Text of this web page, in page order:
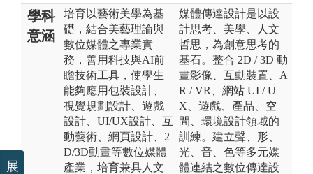
學科
意涵
培育以藝術美學為基
礎，結合美藝理論與
數位媒體之專業實
務，善用科技與AI前
瞻技術工具，使學生
能夠應用包裝設計、
視覺規劃設計、遊戲
設計、UI/UX設計、互
動藝術、網頁設計、2
D/3D動畫等數位媒體
產業，培育兼具人文
媒體傳達設計是以設
計思考、美學、人文
哲思，為創意思考的
基石。整合 2D / 3D 動
畫影像、互動裝置、A
R / VR、網站 UI / U
X、遊戲、產品、空
間、環境設計領域的
訓練。建立聲、形、
光、音、色等多元媒
體連結之數位傳達設
展